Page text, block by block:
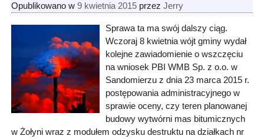
Opublikowano w 9 kwietnia 2015 przez Jerry
Sprawa ta ma swój dalszy ciąg.
Wczoraj 8 kwietnia wójt gminy wydał
kolejne zawiadomienie o wszczęciu
na wniosek PBI WMB Sp. z o.o. w
Sandomierzu z dnia 23 marca 2015 r.
postępowania administracyjnego w
sprawie oceny, czy teren planowanej
budowy wytwórni mas bitumicznych
w Żołyni wraz z modułem odzysku destruktu na działkach nr